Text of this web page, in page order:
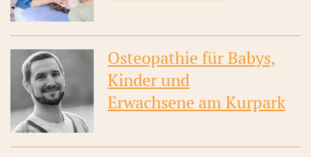
Osteopathie für Babys,
Kinder und
Erwachsene am Kurpark